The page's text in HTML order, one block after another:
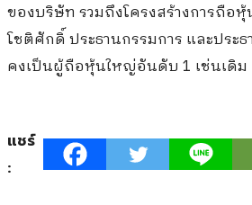
ของบริษัท รวมถึงโครงสร้างการถือ
โชติศักดิ์ ประธานกรรมการ และประ
คงเป็นผู้ถือหุ้นใหญ่อันดับ 1 เช่นเดิม
แชร์
: